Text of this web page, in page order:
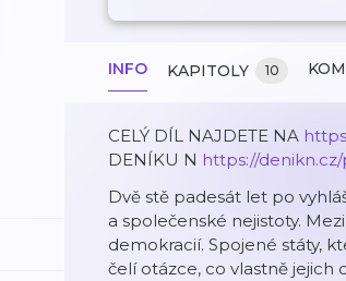
INFO KAPITOLY 10
CELÝ DÍL NAJDETE NA
DENÍKU N https://
Dvě stě padesát let po
a společenské nejistoty.
demokracií. Spojené státy,
čelí otázce, co vlastně